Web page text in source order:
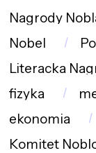
Nagrody
Nobel
Literacka
fizyka
ekonomia
Komitet